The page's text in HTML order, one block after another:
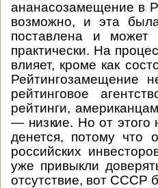
ананасозамещение в
возможно, и эта
поставлена и
практически. На
влияет, кроме как
Рейтингозамещение
рейтинговое
рейтинги,
— низкие. Но от этого
денется, потому что
российских
уже привыкли
отсутствие, вот СССР